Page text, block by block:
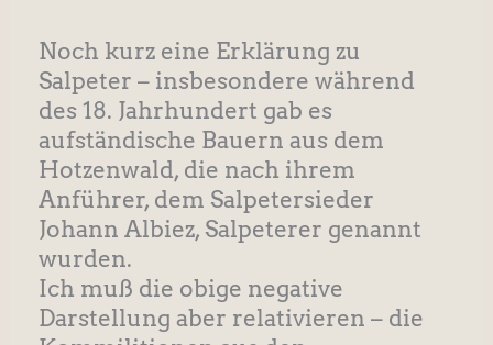
Noch kurz eine Erklärung zu
Salpeter – insbesondere während
des 18. Jahrhundert gab es
aufständische Bauern aus dem
Hotzenwald, die nach ihrem
Anführer, dem Salpetersieder
Johann Albiez, Salpeterer genannt
wurden.
Ich muß die obige negative
Darstellung aber relativieren – die